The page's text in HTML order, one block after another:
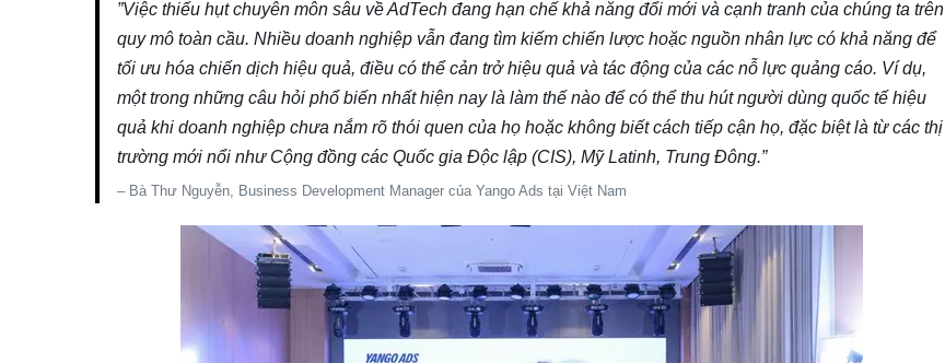
​”Việc thiếu hụt chuyên môn sâu về AdTech đang hạn chế khả năng đổi mới và cạnh tranh của chúng ta trên
quy mô toàn cầu. Nhiều doanh nghiệp vẫn đang tìm kiếm chiến lược hoặc nguồn nhân lực có khả năng để
tối ưu hóa chiến dịch hiệu quả, điều có thể cản trở hiệu quả và tác động của các nỗ lực quảng cáo. Ví dụ,
một trong những câu hỏi phổ biến nhất hiện nay là làm thế nào để có thể thu hút người dùng quốc tế hiệu
quả khi doanh nghiệp chưa nắm rõ thói quen của họ hoặc không biết cách tiếp cận họ, đặc biệt là từ các thị
trường mới nổi như Cộng đồng các Quốc gia Độc lập (CIS), Mỹ Latinh, Trung Đông.”
– Bà Thư Nguyễn, Business Development Manager của Yango Ads tại Việt Nam